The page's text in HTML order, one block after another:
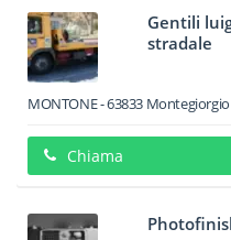
Gentili
stradale
MONTONE-63833 Montegiorgio
Chiama